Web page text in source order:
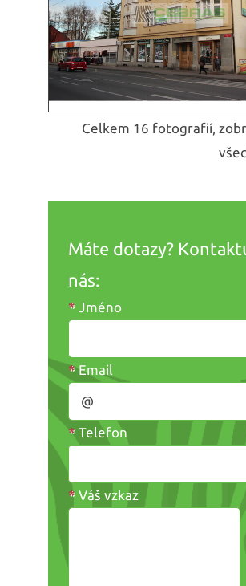
Celkem 16 fotografií,
Máte dotazy?
nás:
* Jméno
*Email
* Telefon
* Váš vzkaz